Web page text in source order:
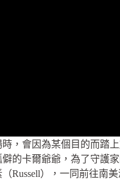
，會因為某個目的而踏
的卡爾爺爺，為了守護
Russell），一同前往南美